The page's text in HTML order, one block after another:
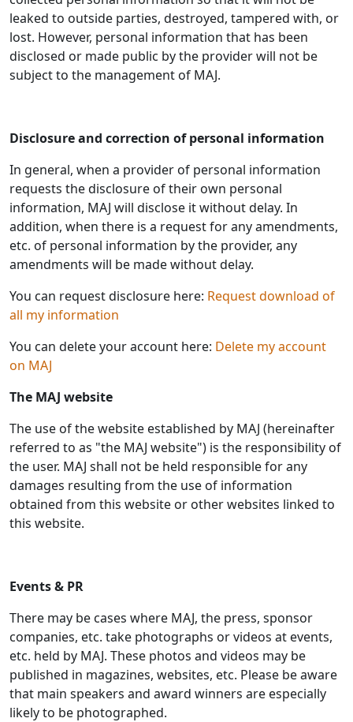
leaked to outside parties, destroyed, tampered with, or
lost. However, personal information that has been
disclosed or made public by the provider will not be
subject to the management of MAJ.
Disclosure and correction of personal information
In general, when a provider of personal information
requests the disclosure of their own personal
information, MAJ will disclose it without delay. In
addition, when there is a request for any amendments,
etc. of personal information by the provider, any
amendments will be made without delay.
You can request disclosure here: Request download of
all my information
You can delete your account here: Delete my account
on MAJ
The MAJ website
The use of the website established by MAJ (hereinafter
referred to as "the MAJ website") is the responsibility of
the user. MAJ shall not be held responsible for any
damages resulting from the use of information
obtained from this website or other websites linked to
this website.
Events & PR
There may be cases where MAJ, the press, sponsor
companies, etc. take photographs or videos at events,
etc. held by MAJ. These photos and videos may be
published in magazines, websites, etc. Please be aware
that main speakers and award winners are especially
likely to be photographed.